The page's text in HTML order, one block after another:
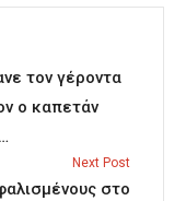
τον γέροντα
ο καπετάν
Next Post
στο